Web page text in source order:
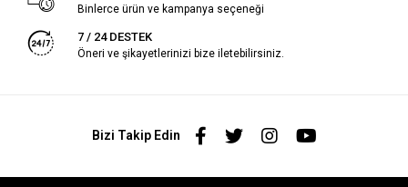
Binlerce ürün ve kampanya seçeneği
7 / 24 DESTEK
Öneri ve şikayetlerinizi bize iletebilirsiniz.
Bizi Takip Edin